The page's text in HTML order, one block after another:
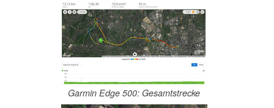
Garmin Edge 500: Gesamtstrecke